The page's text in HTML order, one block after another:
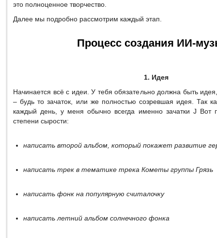
это полноценное творчество.
Далее мы подробно рассмотрим каждый этап.
Процесс создания ИИ-
1. Идея
Начинается всё с идеи. У тебя обязательно должна быть
– будь то зачаток, или же полностью созревшая идея. Так
каждый день, у меня обычно всегда именно зачатки J Вот
степени сырости:
написать второй альбом, который покажет развитие
написать трек в тематике трека Кометы группы Грязь
написать фонк на популярную считалочку
написать летний альбом солнечного фонка